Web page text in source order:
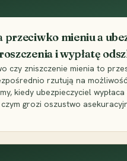
przeciwko mieniu a
i wypłatę
czy zniszczenie mienia to
rzutują na
kiedy ubezpieczyciel
grozi oszustwo